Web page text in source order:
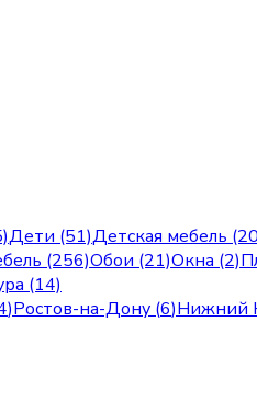
Дети (51)Детская мебель
(256)Обои (21)Окна (2)
(14)
)Ростов-на-Дону (6)Нижний